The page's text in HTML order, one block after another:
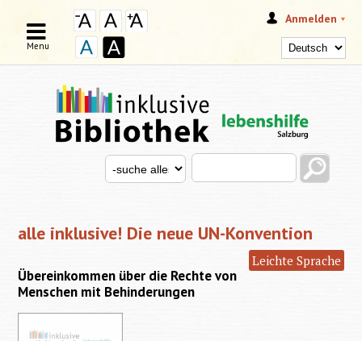
Anmelden
SUCHFORMULAR
Search this site
Search for
Menu
alle inklusive! Die neue UN-Konvention
Leichte Sprache
Übereinkommen über die Rechte von
Menschen mit Behinderungen